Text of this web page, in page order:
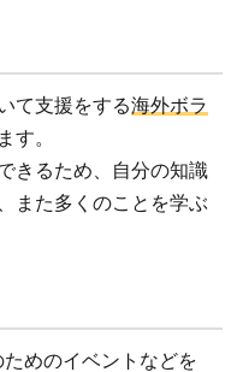
て支援をする海外ボラ
す。
きるため、自分の知識
また多くのことを学ぶ
めのイベントなどを